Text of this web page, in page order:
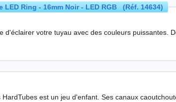
Ring - 16mm Noir - LED RGB (Réf. 14634)
tuyau avec des couleurs puissantes. Deux tailles sont disponibles, l'une
canaux caoutchoutés spéciaux pour les tubes rigides